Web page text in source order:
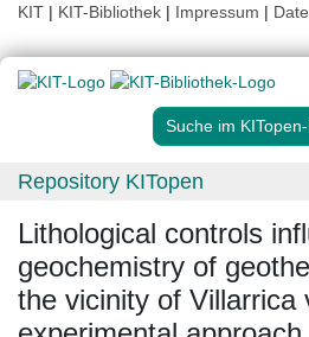
KIT | KIT-Bibliothek | Impressum |
Suche im
Repository KITopen
Lithological controls
geochemistry of
the vicinity of Villarrica